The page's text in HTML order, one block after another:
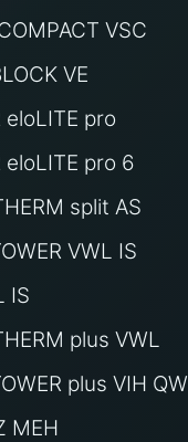
VSC
VE
eloLITE pro
eloLITE pro 6
split AS
VWL IS
IS
plus VWL
plus VIH QW
MEH